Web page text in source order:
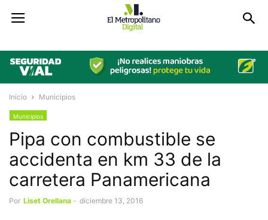
Inicio Municipios
Municipios
Pipa con combustible se
accidenta en km 33 de la
carretera Panamericana
Por Liset Orellana - diciembre 13, 2016